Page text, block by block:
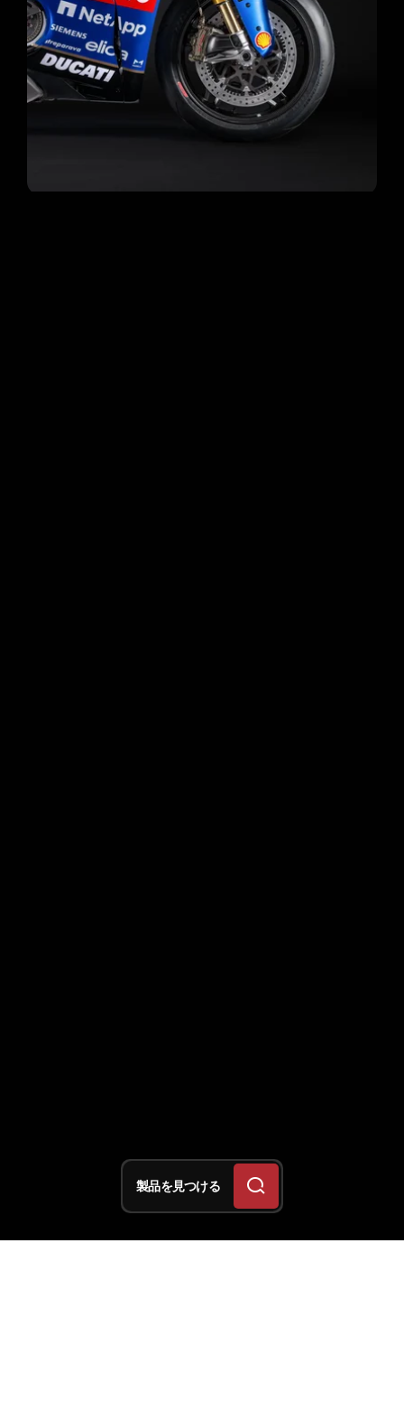
製品を見つける